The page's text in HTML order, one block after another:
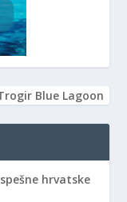
Blue Lagoon
hrvatske